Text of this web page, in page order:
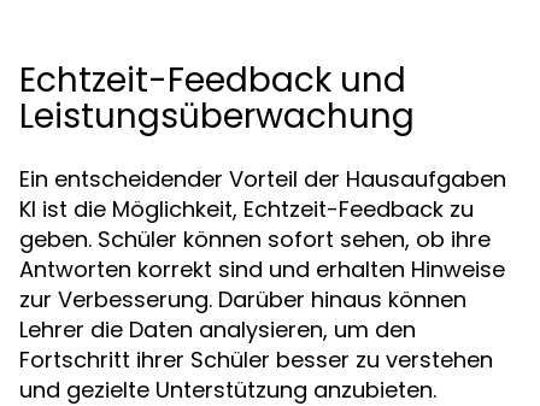
Echtzeit-Feedback und
Leistungsüberwachung
Ein entscheidender Vorteil der Hausaufgaben
KI ist die Möglichkeit, Echtzeit-Feedback zu
geben. Schüler können sofort sehen, ob ihre
Antworten korrekt sind und erhalten Hinweise
zur Verbesserung. Darüber hinaus können
Lehrer die Daten analysieren, um den
Fortschritt ihrer Schüler besser zu verstehen
und gezielte Unterstützung anzubieten.